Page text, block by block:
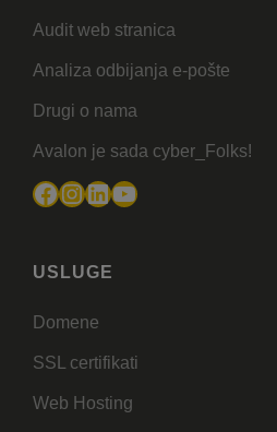
Audit web stranica
Analiza odbijanja e-pošte
Drugi o nama
Avalon je sada cyber_Folks!
Facebook
Instagram
LinkedIn
YouTube
USLUGE
Domene
SSL certifikati
Web Hosting